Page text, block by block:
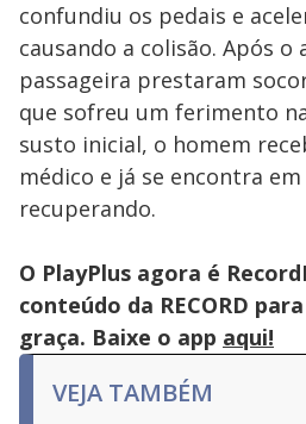
confundiu os pedais e
causando a colisão. Após o
passageira prestaram
que sofreu um ferimento
susto inicial, o homem
médico e já se encontra em
recuperando.
O PlayPlus agora é
conteúdo da RECORD
graça. Baixe o app aqui!
VEJA TAMBÉM